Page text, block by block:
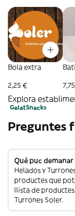
Bola extra
2,25 €
Explora
GelatSnacks
Preguntes
Què puc demanar
Helados y
productes que
llista de
Turrones Soler.